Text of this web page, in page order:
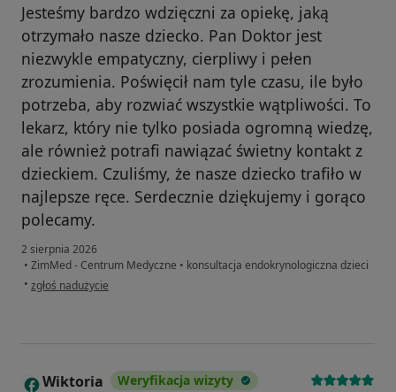
Jesteśmy bardzo wdzięczni za opiekę, jaką
otrzymało nasze dziecko. Pan Doktor jest
niezwykle empatyczny, cierpliwy i pełen
zrozumienia. Poświęcił nam tyle czasu, ile było
potrzeba, aby rozwiać wszystkie wątpliwości. To
lekarz, który nie tylko posiada ogromną wiedzę,
ale również potrafi nawiązać świetny kontakt z
dzieckiem. Czuliśmy, że nasze dziecko trafiło w
najlepsze ręce. Serdecznie dziękujemy i gorąco
polecamy.
2 sierpnia 2026
• ZimMed - Centrum Medyczne • konsultacja endokrynologiczna dzieci
• w opinii użytkownika KM
zgłoś nadużycie
W Wiktoria Weryfikacja wizyty